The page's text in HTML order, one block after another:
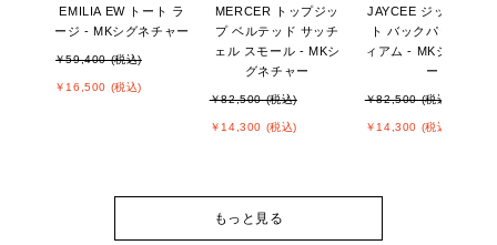
EMILIA EW トート ラ
ージ - MKシグネチャー
￥59,400 (税込)
￥16,500 (税込)
MERCER トップジッ
プ ベルテッド サッチ
ェル スモール - MKシ
グネチャー
￥82,500 (税込)
￥14,300 (税込)
JAYCEE ジップポケッ
ト バックパック ミデ
ィアム - MKシグネチ
ー
￥82,500 (税込)
￥14,300 (税込)
もっと見る